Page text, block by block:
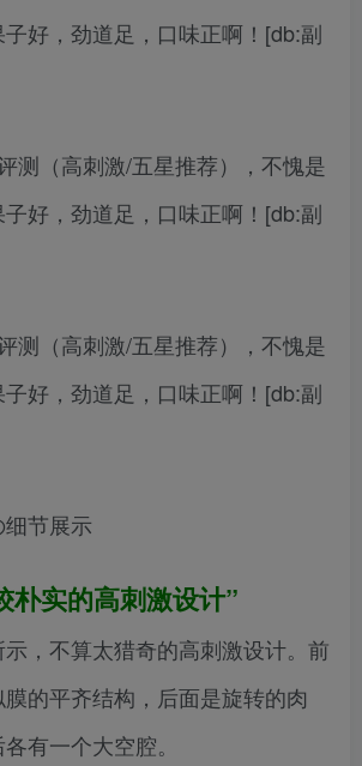
节展示
朴实的高刺激设计”
，不算太猎奇的高刺激设计。前
的平齐结构，后面是旋转的肉
有一个大空腔。